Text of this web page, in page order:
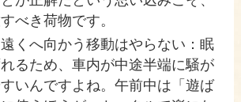
べき荷物です。
くへ向かう移動はやらない：眠
るため、車内が中途半端に騒が
いんですよね。午前中は「遊ば